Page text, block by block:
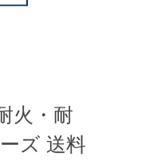
火・耐
ズ 送料